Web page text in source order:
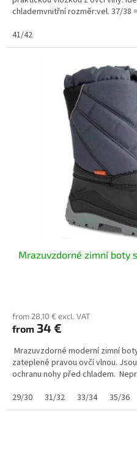
chlademvnitřní rozměr:vel. 37/38
41/42
Mrazuvzdorné zimní boty
from 28,10 € excl. VAT
from 34 €
Mrazuvzdorné moderní zimní boty
zateplené pravou ovčí vlnou.
ochranu nohy před chladem.
29/30
31/32 33/34 35/36